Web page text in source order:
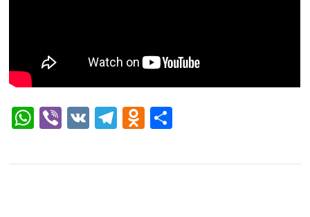
WhatsApp
Viber
VKTelegram
Odnoklassniki